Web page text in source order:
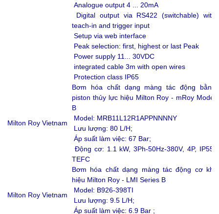
Analogue output 4 ... 20mA
Digital output via RS422 (switchable) with
teach-in and trigger input
Setup via web interface
Peak selection: first, highest or last Peak
Power supply 11... 30VDC
integrated cable 3m with open wires
Protection class IP65
Milton Roy Vietnam
Bơm hóa chất dạng màng tác động bằng
piston thủy lực hiệu Milton Roy - mRoy Model
B
Model: MRB11L12R1APPNNNNY
Lưu lượng: 80 L/H;
Áp suất làm việc: 67 Bar;
Động cơ: 1.1 kW, 3Ph-50Hz-380V, 4P, IP55,
TEFC
Milton Roy Vietnam
Bơm hóa chất dạng màng tác động cơ khí
hiệu Milton Roy - LMI Series B
Model: B926-398TI
Lưu lượng: 9.5 L/H;
Áp suất làm việc: 6.9 Bar ;